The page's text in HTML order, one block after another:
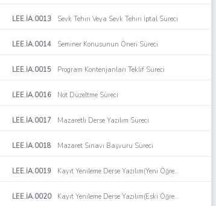
LEE.İA.0013 Sevk Tehiri Veya Sevk Tehiri İptal Süreci
LEE.İA.0014 Seminer Konusunun Öneri Süreci
LEE.İA.0015 Program Kontenjanları Teklif Süreci
LEE.İA.0016 Not Düzeltme Süreci
LEE.İA.0017 Mazaretli Derse Yazılım Süreci
LEE.İA.0018 Mazaret Sınavı Başvuru Süreci
LEE.İA.0019 Kayıt Yenileme Derse Yazılım(Yeni Öğrenciler İçin) Süreci
LEE.İA.0020 Kayıt Yenileme Derse Yazılım(Eski Öğrenciler İçin) Süreci